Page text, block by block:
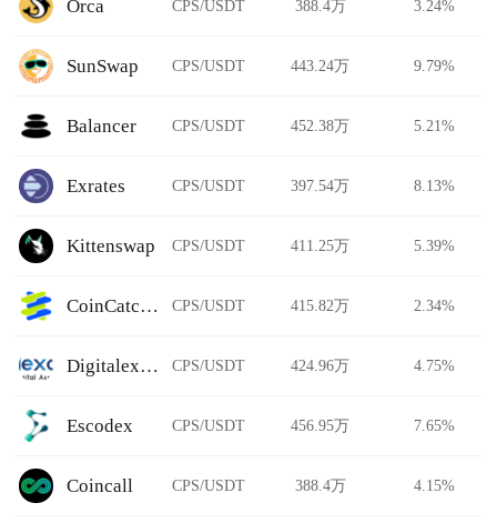
Orca CPS/USDT 388.4万 3.24%
SunSwap CPS/USDT 443.24万 9.79%
Balancer CPS/USDT 452.38万 5.21%
Exrates CPS/USDT 397.54万 8.13%
Kittenswap CPS/USDT 411.25万 5.39%
CoinCatch Derivatives CPS/USDT 415.82万 2.34%
Digitalexchange.id CPS/USDT 424.96万 4.75%
Escodex CPS/USDT 456.95万 7.65%
Coincall CPS/USDT 388.4万 4.15%